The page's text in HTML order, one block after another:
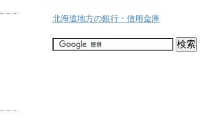
北海道地方の銀行・信用金庫